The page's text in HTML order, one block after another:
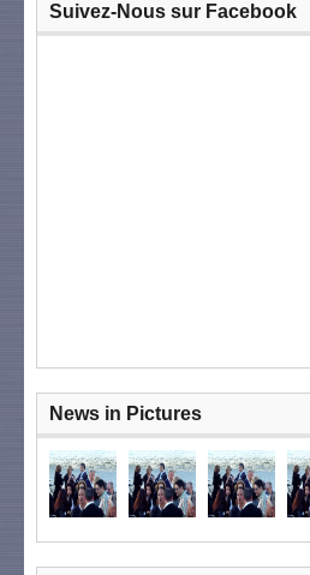
Suivez-Nous sur Facebook
News in Pictures